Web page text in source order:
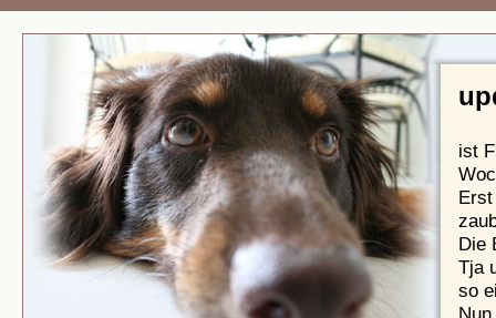
ist
Die
Tja
so